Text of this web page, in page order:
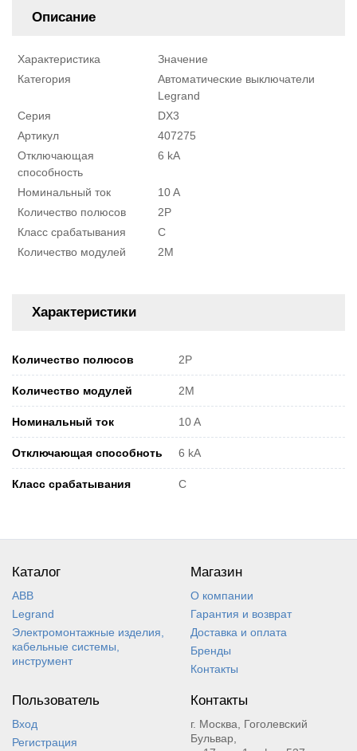
Описание
Характеристика
Значение
Категория
Автоматические выключатели
Legrand
Серия
DX3
Артикул
407275
Отключающая
способность
6 kA
Номинальный ток
10 A
Количество полюсов
2P
Класс срабатывания
C
Количество модулей
2M
Характеристики
Количество полюсов 2P
Количество модулей 2M
Номинальный ток 10 A
Отключающая способноть 6 kA
Класс срабатывания C
Каталог
ABB
Legrand
Электромонтажные изделия,
кабельные системы,
инструмент
Магазин
О компании
Гарантия и возврат
Доставка и оплата
Бренды
Контакты
Пользователь
Вход
Регистрация
Контакты
г. Москва, Гоголевский
Бульвар,